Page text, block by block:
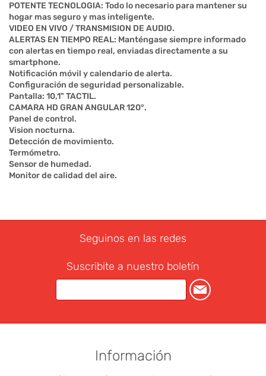
POTENTE TECNOLOGIA: Todo lo necesario para mantener su
hogar mas seguro y mas inteligente.
VIDEO EN VIVO / TRANSMISION DE AUDIO.
ALERTAS EN TIEMPO REAL: Manténgase siempre informado
con alertas en tiempo real, enviadas directamente a su
smartphone.
Notificación móvil y calendario de alerta.
Configuración de seguridad personalizable.
Pantalla: 10,1" TACTIL.
CAMARA HD GRAN ANGULAR 120°.
Panel de control.
Vision nocturna.
Detección de movimiento.
Termómetro.
Sensor de humedad.
Monitor de calidad del aire.
Seguinos en las redes
Suscribite a nuestro boletín
Información